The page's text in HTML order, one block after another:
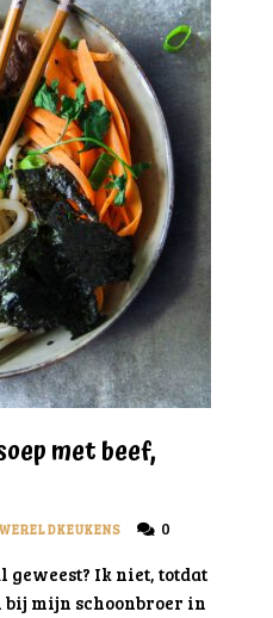
met beef,
WERELDKEUKENS 0
geweest? Ik niet, totdat
bij mijn schoonbroer in